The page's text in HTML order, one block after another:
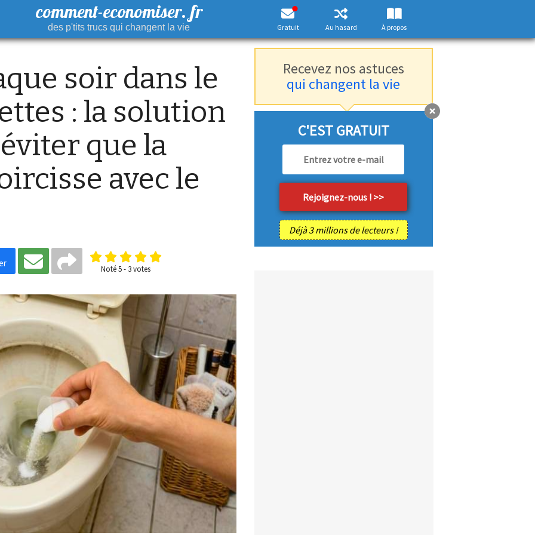
comment-economiser. fr
des p'tits trucs qui changent la vie Gratuit Au hasard À propos
soir dans le
: la solution
que la
avec le
Noté5- 3 votes
Recevez nos astuces
qui changent la vie
C'EST GRATUIT
Déjà 3 millions de lecteurs !